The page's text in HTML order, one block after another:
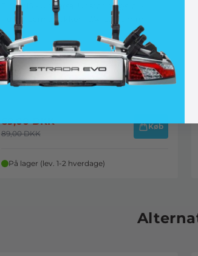
SIMONS - Universal Udstødningsrør -
Rustfri Samlestykker 1 3/4" L. 100 mm
69,00DKK
89,00DKK
Køb
På lager (lev. 1-2 hverdage)